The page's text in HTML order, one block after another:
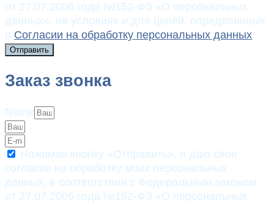
от 27.07.2006 года №152-ФЗ «О персональных
данных», на условиях и для целей, определенных
в Согласии на обработку персональных данных
Отправить
Заказ звонка
Name
Нажимая кнопку «Отправить», я даю свое
согласие на обработку моих персональных
данных, в соответствии с Федеральным законом
от 27.07.2006 года №152-ФЗ «О персональных